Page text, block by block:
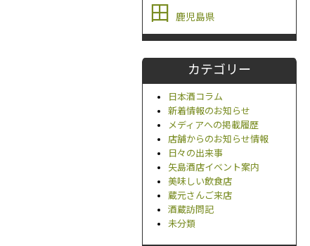
田
鹿児島県
カテゴリー
日本酒コラム
新着情報のお知らせ
メディアへの掲載履歴
店舗からのお知らせ情報
日々の出来事
矢島酒店イベント案内
美味しい飲食店
蔵元さんご来店
酒蔵訪問記
未分類